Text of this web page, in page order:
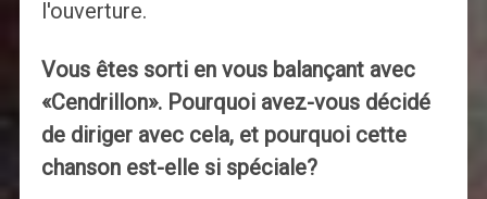
l'ouverture.
Vous êtes sorti en vous balançant avec
«Cendrillon». Pourquoi avez-vous décidé
de diriger avec cela, et pourquoi cette
chanson est-elle si spéciale?